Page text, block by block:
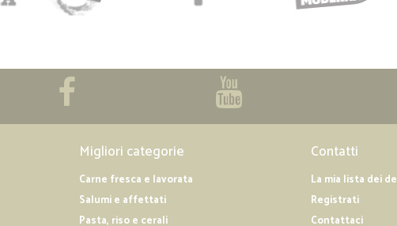
Migliori categorie
Carne fresca e lavorata
Salumi e affettati
Pasta, riso e cerali
Contatti
La mia lista dei
Registrati
Contattaci